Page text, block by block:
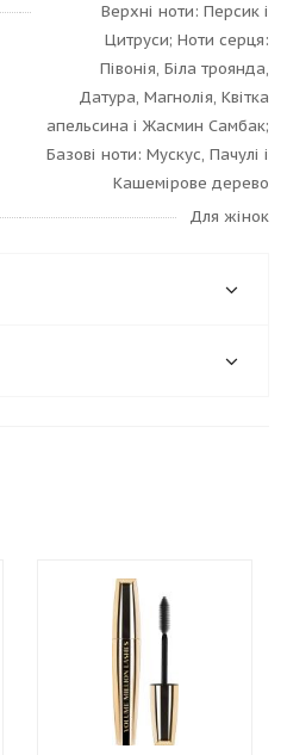
Верхні ноти: Персик і
Цитруси; Ноти серця:
Півонія, Біла троянда,
Датура, Магнолія, Квітка
апельсина і Жасмин Самбак;
Базові ноти: Мускус, Пачулі і
Кашемірове дерево
Для жінок